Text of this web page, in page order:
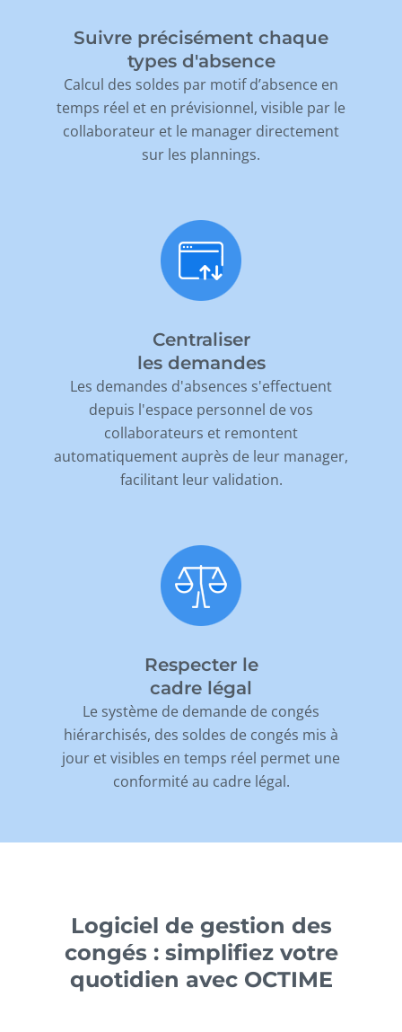
Suivre précisément chaque
types d'absence
Calcul des soldes par motif d’absence en
temps réel et en prévisionnel, visible par le
collaborateur et le manager directement
sur les plannings.
Centraliser
les demandes
Les demandes d'absences s'effectuent
depuis l'espace personnel de vos
collaborateurs et remontent
automatiquement auprès de leur manager,
facilitant leur validation.
Respecter le
cadre légal
Le système de demande de congés
hiérarchisés, des soldes de congés mis à
jour et visibles en temps réel permet une
conformité au cadre légal.
Logiciel de gestion des
congés : simplifiez votre
quotidien avec OCTIME